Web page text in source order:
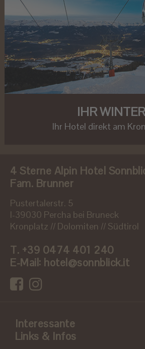
IHR
Ihr Hotel direkt am
4 Sterne Alpin Hotel
Fam. Brunner
Pustertalerstr. 5
I-39030 Percha bei Bruneck
Kronplatz // Dolomiten // Südtirol
T. +39 0474 401 240
E-Mail: hotel@sonnblick.it
Interessante
Links & Infos